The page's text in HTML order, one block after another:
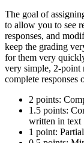
The goal of
to allow you to see
responses, and
keep the grading
for them very
very simple, 2-point
complete
2 points:
1.5 points:
written in text
1 point: